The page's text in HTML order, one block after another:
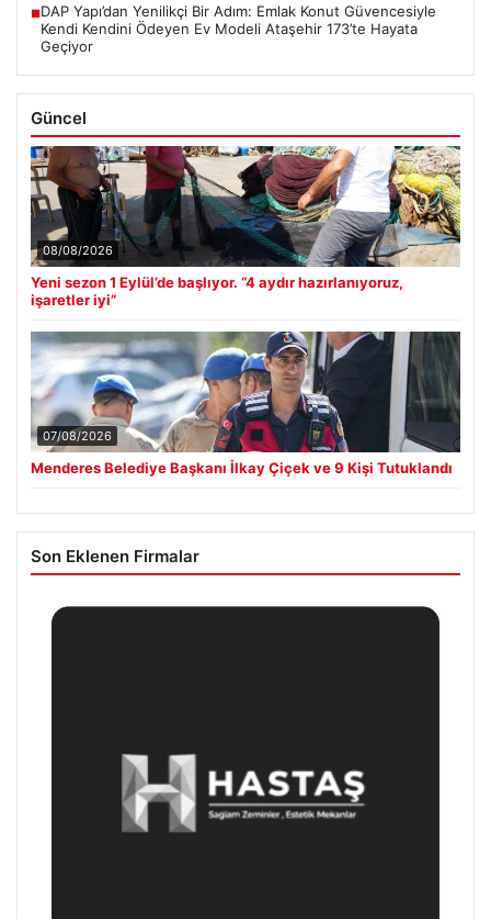
■DAP Yapı’dan Yenilikçi Bir Adım: Emlak Konut Güvencesiyle
Kendi Kendini Ödeyen Ev Modeli Ataşehir 173’te Hayata
Geçiyor
Güncel
08/08/2026
Yeni sezon 1 Eylül’de başlıyor. “4 aydır hazırlanıyoruz,
işaretler iyi”
07/08/2026
Menderes Belediye Başkanı İlkay Çiçek ve 9 Kişi Tutuklandı
Son Eklenen Firmalar